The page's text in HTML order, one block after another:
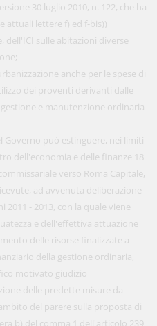
30 luglio 2010, n. 122, che ha
attuali lettere f) ed f-bis))
dell'ICI sulle abitazioni diverse
anche per le spese di
dei proventi derivanti dalle
e manutenzione ordinaria
Governo può estinguere, nei limiti
dell'economia e delle finanze 18
verso Roma Capitale,
ad avvenuta deliberazione
- 2013, con la quale viene
e dell'effettiva attuazione
delle risorse finalizzate a
della gestione ordinaria,
motivato giudizio
delle predette misure da
del parere sulla proposta di
b) del comma 1 dell'articolo 239